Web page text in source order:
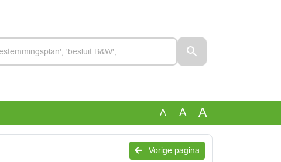
A A A
Vorige pagina